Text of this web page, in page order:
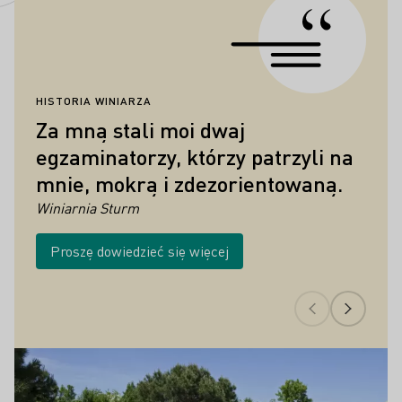
HISTORIA WINIARZA
Za mną stali moi dwaj
egzaminatorzy, którzy patrzyli na
mnie, mokrą i zdezorientowaną.
Winiarnia Sturm
Proszę dowiedzieć się więcej
Najważniejsze wydarzenia związane z
Proszę dowiedzieć się więcej